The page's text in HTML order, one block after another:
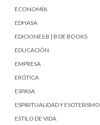
ECONOMÍA
EDHASA
EDICIONES B | B DE BOOKS
EDUCACIÓN
EMPRESA
ERÓTICA
ESPASA
ESPIRITUALIDAD Y ESOTERISMO
ESTILO DE VIDA